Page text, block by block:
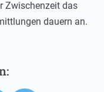
Zwischenzeit das
dauern an.